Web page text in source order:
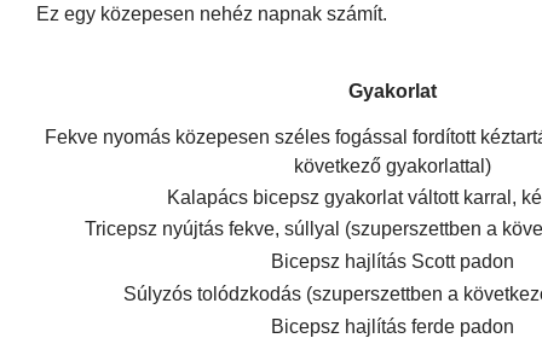
Ez egy közepesen nehéz napnak számít.
Gyakorlat
Fekve nyomás közepesen széles fogással fordított
következő gyakorlattal)
Kalapács bicepsz gyakorlat váltott karral,
Tricepsz nyújtás fekve, súllyal (szuperszettben a
Bicepsz hajlítás Scott padon
Súlyzós tolódzkodás (szuperszettben a
Bicepsz hajlítás ferde padon